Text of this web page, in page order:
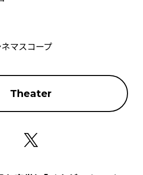
ネマスコープ
Theater